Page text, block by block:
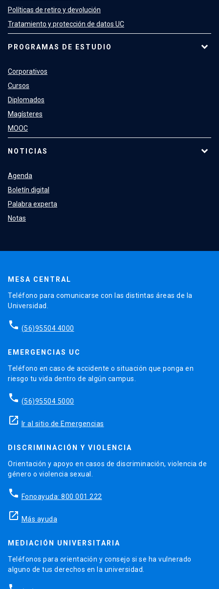
Políticas de retiro y devolución
Tratamiento y protección de datos UC
PROGRAMAS DE ESTUDIO
Corporativos
Cursos
Diplomados
Magísteres
MOOC
NOTICIAS
Agenda
Boletín digital
Palabra experta
Notas
MESA CENTRAL
Teléfono para comunicarse con las distintas áreas de la
Universidad.
phone (56)95504 4000
EMERGENCIAS UC
Teléfono en caso de accidente o situación que ponga en
riesgo tu vida dentro de algún campus.
phone (56)95504 5000
launch Ir al sitio de Emergencias
DISCRIMINACIÓN Y VIOLENCIA
Orientación y apoyo en casos de discriminación, violencia de
género o violencia sexual.
phone Fonoayuda: 800 001 222
launch Más ayuda
MEDIACIÓN UNIVERSITARIA
Teléfonos para orientación y consejo si se ha vulnerado
alguno de tus derechos en la universidad.